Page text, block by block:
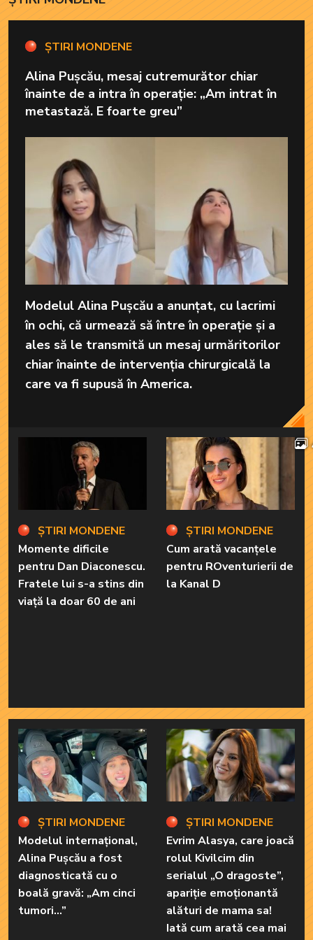
ȘTIRI MONDENE
Alina Pușcău, mesaj cutremurător chiar
înainte de a intra în operație: „Am intrat în
metastază. E foarte greu”
Modelul Alina Pușcău a anunțat, cu lacrimi
în ochi, că urmează să între în operație și a
ales să le transmită un mesaj urmăritorilor
chiar înainte de intervenția chirurgicală la
care va fi supusă în America.
ȘTIRI MONDENE
Momente dificile
pentru Dan Diaconescu.
Fratele lui s-a stins din
viață la doar 60 de ani
ȘTIRI MONDENE
Modelul internațional,
Alina Pușcău a fost
diagnosticată cu o
boală gravă: „Am cinci
tumori...”
ȘTIRI MONDENE
Cum arată vacanțele
pentru ROventurierii de
la Kanal D
ȘTIRI MONDENE
Evrim Alasya, care joacă
rolul Kivilcim din
serialul „O dragoste”,
apariție emoționantă
alături de mama sa!
Iată cum arată cea mai